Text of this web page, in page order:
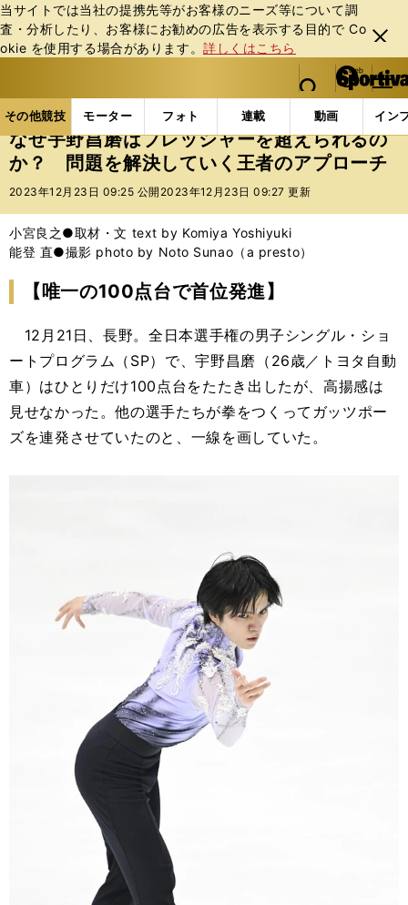
当サイトでは当社の提携先等がお客様のニーズ等について調
査・分析したり、お客様にお勧めの広告を表⽰する⽬的で Co
okie を使⽤する場合があります。詳しくはこちら
閉じ
る
web Sportiva (webスポルティーバ)
検索
マイペ
ー
ジ
メニュ
その他競技 モーター フォト 連載 動画 イン
ス
ポ
ル
バ
その他競技の記事一覧 フィギュア なぜ宇野昌磨は
なぜ宇野昌磨はプレッシャーを超えられるの
か？ 問題を解決していく王者のアプローチ
2023年12月23日 09:25 公開 2023年12月23日 09:27 更新
小宮良之●取材・文 text by Komiya Yoshiyuki
能登 直●撮影 photo by Noto Sunao（a presto）
【唯一の100点台で首位発進】
12月21日、長野。全日本選手権の男子シングル・ショ
ートプログラム（SP）で、宇野昌磨（26歳／トヨタ自動
車）はひとりだけ100点台をたたき出したが、高揚感は
見せなかった。他の選手たちが拳をつくってガッツポー
ズを連発させていたのと、一線を画していた。